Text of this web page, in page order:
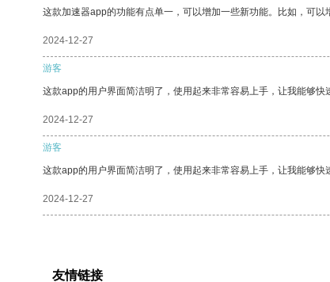
这款加速器app的功能有点单一，可以增加一些新功能。比如，可
2024-12-27
游客
这款app的用户界面简洁明了，使用起来非常容易上手，让我能够快
2024-12-27
游客
这款app的用户界面简洁明了，使用起来非常容易上手，让我能够快
2024-12-27
友情链接